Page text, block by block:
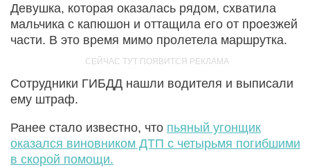
Девушка, которая оказалась рядом, схватила
мальчика с капюшон и оттащила его от проезжей
части. В это время мимо пролетела маршрутка.
Сотрудники ГИБДД нашли водителя и выписали
ему штраф.
Ранее стало известно, что пьяный угонщик
оказался виновником ДТП с четырьмя погибшими
в скорой помощи.